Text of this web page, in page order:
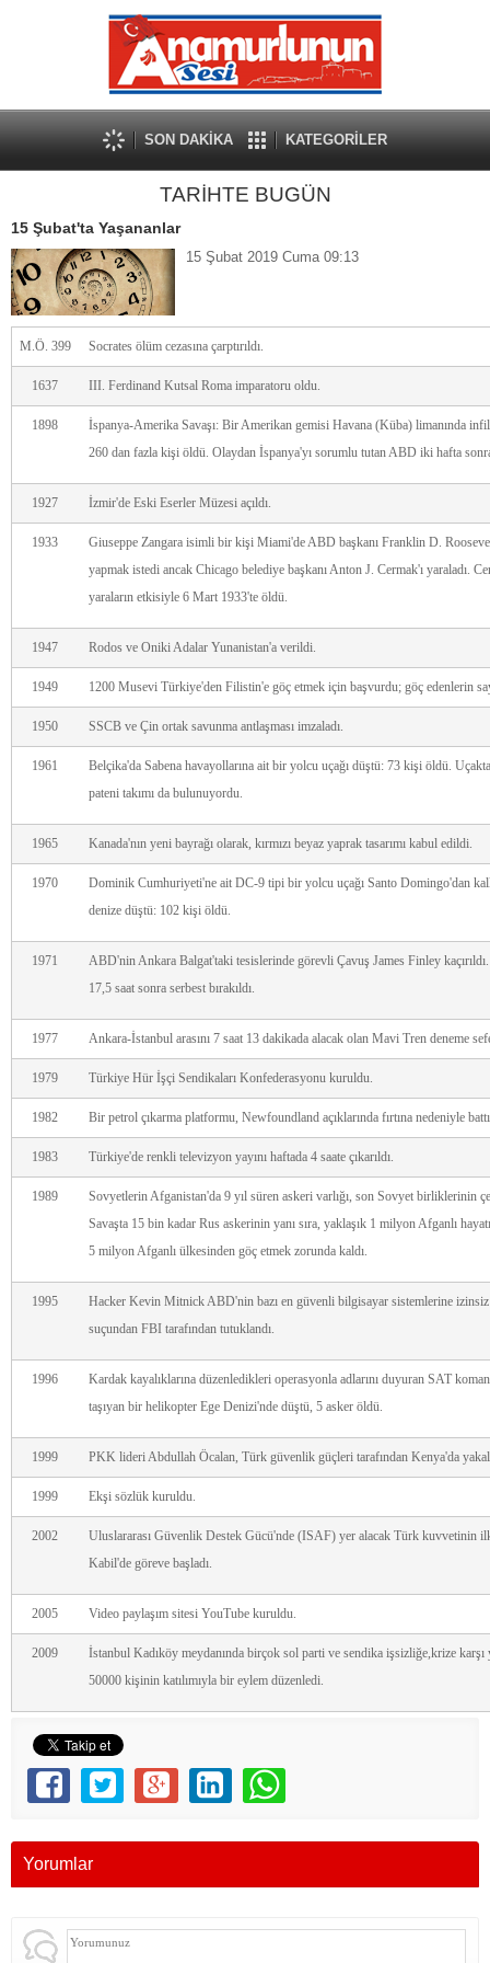
SON DAKİKA KATEGORİLER
TARİHTE BUGÜN
15 Şubat'ta Yaşananlar
15 Şubat 2019 Cuma 09:13
M.Ö. 399 Socrates ölüm cezasına çarptırıldı.
1637 III. Ferdinand Kutsal Roma imparatoru oldu.
1898
İspanya-Amerika Savaşı: Bir Amerikan gemisi Havana (Küba) limanında
260 dan fazla kişi öldü. Olaydan İspanya'yı sorumlu tutan ABD iki hafta
1927 İzmir'de Eski Eserler Müzesi açıldı.
1933
Giuseppe Zangara isimli bir kişi Miami'de ABD başkanı Franklin D.
yapmak istedi ancak Chicago belediye başkanı Anton J. Cermak'ı yaraladı.
yaraların etkisiyle 6 Mart 1933'te öldü.
1947 Rodos ve Oniki Adalar Yunanistan'a verildi.
1949 1200 Musevi Türkiye'den Filistin'e göç etmek için başvurdu; göç edenlerin
1950 SSCB ve Çin ortak savunma antlaşması imzaladı.
1961
Belçika'da Sabena havayollarına ait bir yolcu uçağı düştü: 73 kişi öldü.
pateni takımı da bulunuyordu.
1965 Kanada'nın yeni bayrağı olarak, kırmızı beyaz yaprak tasarımı kabul edildi.
1970
Dominik Cumhuriyeti'ne ait DC-9 tipi bir yolcu uçağı Santo Domingo'dan
denize düştü: 102 kişi öldü.
1971
ABD'nin Ankara Balgat'taki tesislerinde görevli Çavuş James Finley
17,5 saat sonra serbest bırakıldı.
1977 Ankara-İstanbul arasını 7 saat 13 dakikada alacak olan Mavi Tren deneme
1979 Türkiye Hür İşçi Sendikaları Konfederasyonu kuruldu.
1982 Bir petrol çıkarma platformu, Newfoundland açıklarında fırtına nedeniyle
1983 Türkiye'de renkli televizyon yayını haftada 4 saate çıkarıldı.
1989
Sovyetlerin Afganistan'da 9 yıl süren askeri varlığı, son Sovyet birliklerinin
Savaşta 15 bin kadar Rus askerinin yanı sıra, yaklaşık 1 milyon Afganlı
5 milyon Afganlı ülkesinden göç etmek zorunda kaldı.
1995
Hacker Kevin Mitnick ABD'nin bazı en güvenli bilgisayar sistemlerine
suçundan FBI tarafından tutuklandı.
1996
Kardak kayalıklarına düzenledikleri operasyonla adlarını duyuran SAT
taşıyan bir helikopter Ege Denizi'nde düştü, 5 asker öldü.
1999 PKK lideri Abdullah Öcalan, Türk güvenlik güçleri tarafından Kenya'da
1999 Ekşi sözlük kuruldu.
2002
Uluslararası Güvenlik Destek Gücü'nde (ISAF) yer alacak Türk kuvvetinin
Kabil'de göreve başladı.
2005 Video paylaşım sitesi YouTube kuruldu.
2009
İstanbul Kadıköy meydanında birçok sol parti ve sendika işsizliğe,krize karşı
50000 kişinin katılımıyla bir eylem düzenledi.
Yorumlar